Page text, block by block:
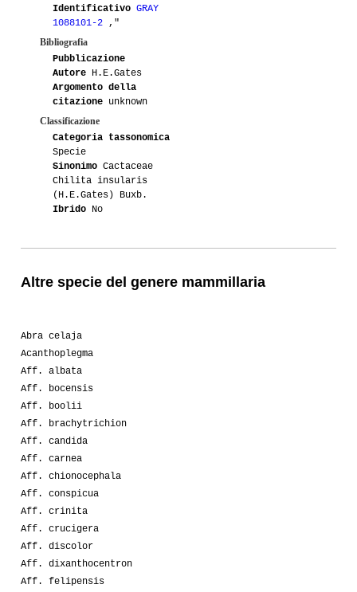
Identificativo GRAY
1088101-2
,"
Bibliografia
Pubblicazione
Autore H.E.Gates
Argomento della
citazione unknown
Classificazione
Categoria tassonomica
Specie
Sinonimo Cactaceae
Chilita insularis
(H.E.Gates) Buxb.
Ibrido No
Altre specie del genere mammillaria
Abra celaja
Acanthoplegma
Aff. albata
Aff. bocensis
Aff. boolii
Aff. brachytrichion
Aff. candida
Aff. carnea
Aff. chionocephala
Aff. conspicua
Aff. crinita
Aff. crucigera
Aff. discolor
Aff. dixanthocentron
Aff. felipensis